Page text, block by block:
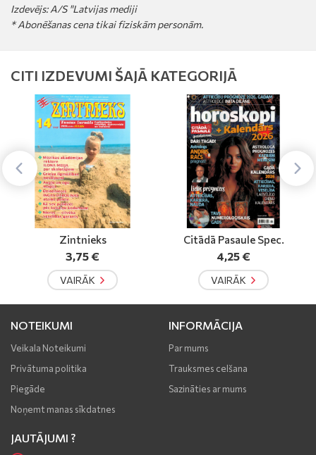
Izdevējs: A/S "Latvijas mediji
* Abonēšanas cena tikai fiziskām personām.
CITI IZDEVUMI ŠAJĀ KATEGORIJĀ
Citādā Pasaule Spec.
4,25 €
VAIRĀK
Zagadki i Fakti
3,19 €
VAIRĀK
NOTEIKUMI
Veikala Noteikumi
Privātuma politika
Piegāde
Noņemt manas sīkdatnes
INFORMĀCIJA
Par mums
Trauksmes celšana
Sazināties ar mums
JAUTĀJUMI ?